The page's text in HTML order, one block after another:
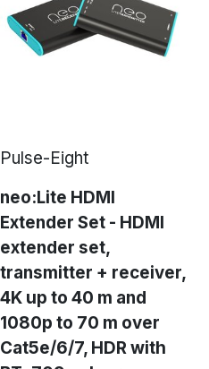
la compatibilità HDCP
una trasmissione
Pulse-Eight
neo:Lite HDMI
Extender Set - HDMI
extender set,
transmitter + receiver,
4K up to 40 m and
1080p to 70 m over
Cat5e/6/7, HDR with